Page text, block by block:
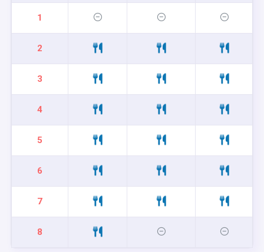
1
2
3
4
5
6
7
8